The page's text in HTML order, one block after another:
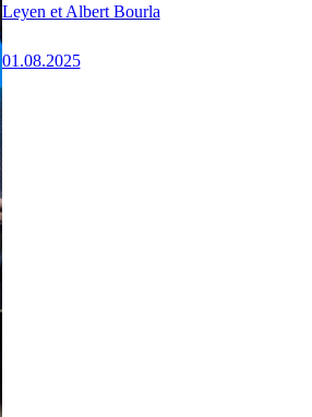
Leyen et Albert Bourla
01.08.2025